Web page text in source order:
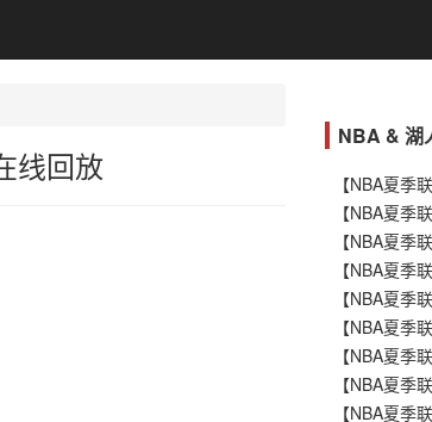
线回放
NBA & 湖